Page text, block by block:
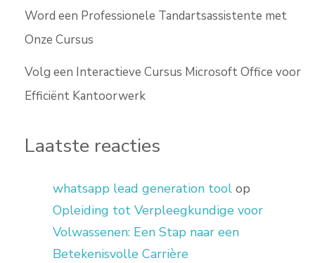
Word een Professionele Tandartsassistente met
Onze Cursus
Volg een Interactieve Cursus Microsoft Office voor
Efficiënt Kantoorwerk
Laatste reacties
whatsapp lead generation tool op
Opleiding tot Verpleegkundige voor
Volwassenen: Een Stap naar een
Betekenisvolle Carrière